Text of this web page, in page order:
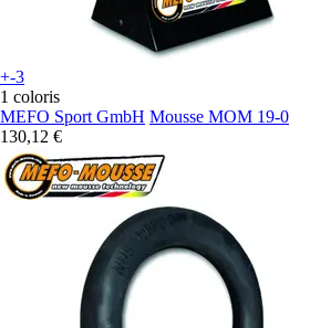
+-3
1 coloris
MEFO Sport GmbH Mousse MOM 19-0
130,12 €